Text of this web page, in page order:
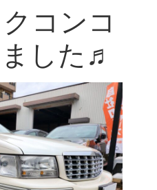
コンコ
した♬